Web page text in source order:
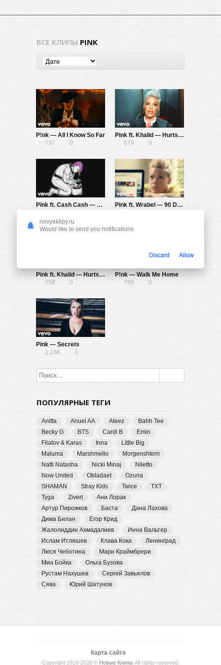
ВСЕ КЛИПЫ PINK
P!nk — All I Know So Far
737
0
Pink ft. Khalid — Hurts 2B Human
679
0
Pink ft. Cash Cash — Can We Pretend (Animated Video)
Pink ft. Wrabel — 90 Days
Pink ft. Khalid — Hurts 2B Human (Lyric Video)
758
0
P!nk — Walk Me Home
799
0
Pink — Secrets
1.18K
0
ПОПУЛЯРНЫЕ ТЕГИ
Anitta Anuel AA Ateez
Bahh Tee
Becky G
BTS Cardi B
Emin
Filatov & Karas
Inna
Little Big
Maluma
Marshmello
Morgenshtern
Natti Natasha
Nicki Minaj
Niletto
Now United
Obladaet
Ozuna
SHAMAN
Stray Kids Twice
TXT
Tyga
Zivert
Ани Лорак
Артур Пирожков
Баста
Дана Лахова
Дима Билан
Егор Крид
Жалолиддин Ахмадалиев
Инна Вальтер
Ислам Итляшев
Клава Кока
Ленинград
Люся Чеботина
Мари Краймбрери
Миа Бойка
Ольга Бузова
Рустам Нахушев
Сергей Завьялов
Сява
Юрий Шатунов
Карта сайта
Copyright 2018-2026 © Новые Клипы All rights reserved.
novyeklipy.ru
Would like to send you notifications
Discard Allow